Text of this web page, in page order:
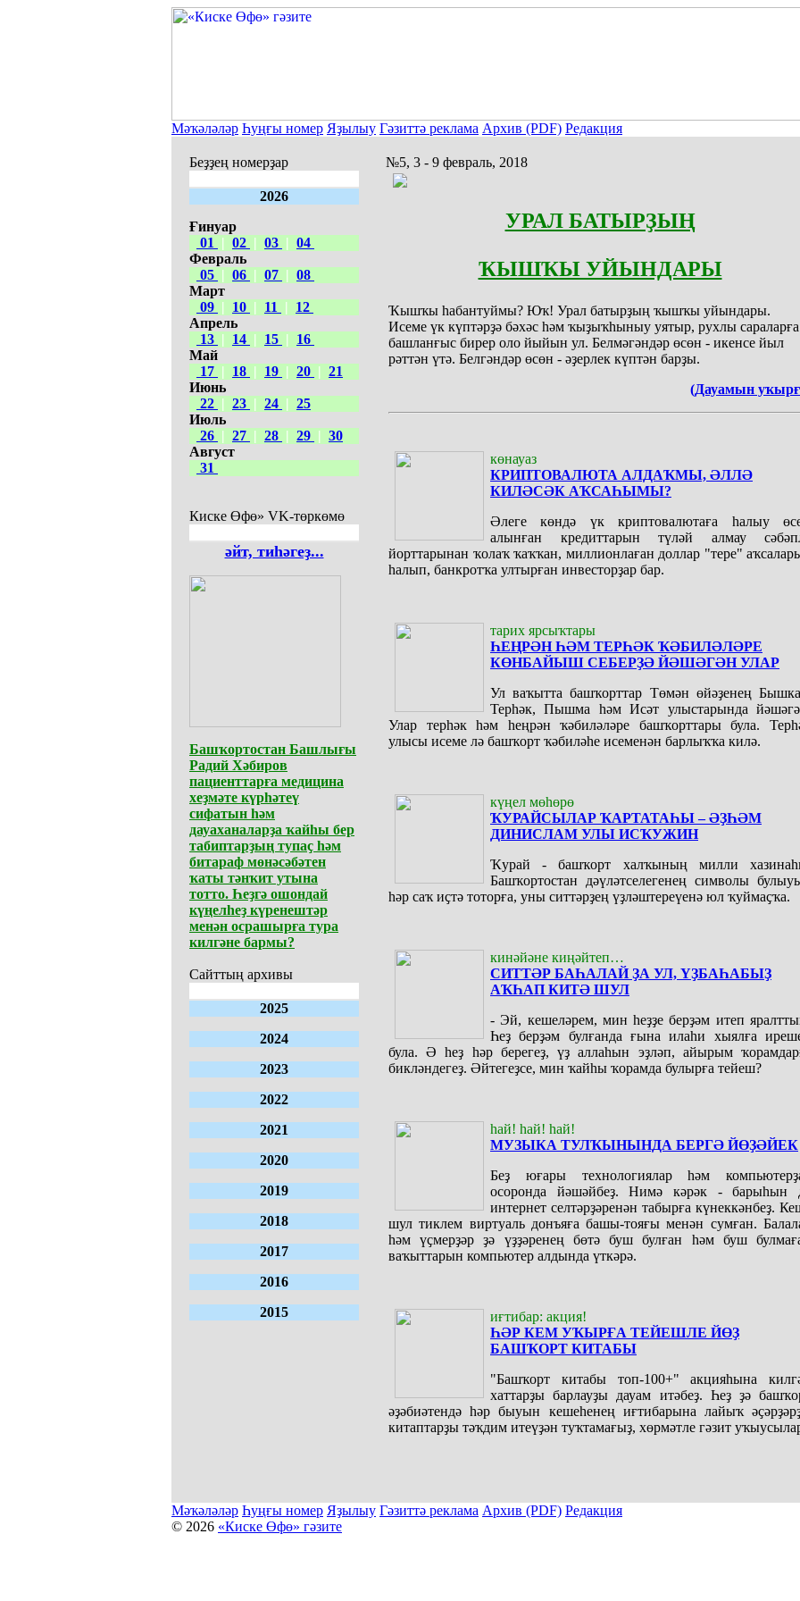
Мәҡәләләр Һуңғы номер Яҙылыу Гәзиттә реклама Архив (PDF) Редакция
Беҙҙең номерҙар
2026
Ғинуар
01
| 02 | 03 | 04
Февраль
05 | 06 | 07 | 08
Март
09 | 10 | 11 |
12
Апрель
13 | 14 | 15 |
16
Май
17 | 18 | 19 | 20 | 21
Июнь
22 | 23 | 24 | 25
Июль
26 | 27 | 28 | 29 | 30
Август
31
Киске Өфө» VK-төркөмө
әйт, тиһәгеҙ...
Башҡортостан Башлығы
Радий Хәбиров
пациенттарға медицина
хеҙмәте күрһәтеү
сифатын һәм
дауаханаларҙа ҡайһы бер
табиптарҙың тупаҫ һәм
битараф мөнәсәбәтен
ҡаты тәнҡит утына
тотто. Һеҙгә ошондай
күңелһеҙ күренештәр
менән осрашырға тура
килгәне бармы?
Сайттың архивы
2025
2024
2023
2022
2021
2020
2019
2018
2017
2016
2015
№5, 3 - 9 февраль, 2018
УРАЛ БАТЫРҘЫҢ
ҠЫШҠЫ УЙЫНДАРЫ
Ҡышҡы һабантуймы? Юҡ! Урал батырҙың ҡышҡы уйындары.
Исеме үк күптәрҙә бәхәс һәм ҡыҙыҡһыныу уятыр, рухлы сараларға
башланғыс бирер оло йыйын ул. Белмәгәндәр өсөн - икенсе йыл
рәттән үтә. Белгәндәр өсөн - әҙерлек күптән барҙы.
(Дауамын
көнауаз
КРИПТОВАЛЮТА АЛДАҠМЫ, ӘЛЛӘ
КИЛӘСӘК АҠСАҺЫМЫ?
Әлеге көндә үк криптовалютаға һалыу
алынған кредиттарын түләй алмау
йорттарынан ҡолаҡ ҡаҡҡан, миллионлаған доллар "тере"
һалып, банкротҡа ултырған инвесторҙар бар.
тарих ярсыҡтары
ҺЕҢРӘН ҺӘМ ТЕРҺӘК ҠӘБИЛӘЛӘРЕ
КӨНБАЙЫШ СЕБЕРҘӘ ЙӘШӘГӘН УЛАР
Ул ваҡытта башҡорттар Төмән өйәҙенең
Терһәк, Пышма һәм Исәт улыстарында
Улар терһәк һәм һеңрән ҡәбиләләре башҡорттары була.
улысы исеме лә башҡорт ҡәбиләһе исеменән барлыҡҡа килә.
күңел мөһөрө
ҠУРАЙСЫЛАР ҠАРТАТАҺЫ – ӘҘҺӘМ
ДИНИСЛАМ УЛЫ ИСҠУЖИН
Ҡурай - башҡорт халҡының милли
Башҡортостан дәүләтселегенең символы
һәр саҡ иҫтә тоторға, уны ситтәрҙең үҙләштереүенә юл ҡуймаҫҡа.
кинәйәне киңәйтеп…
СИТТӘР БАҺАЛАЙ ҘА УЛ, ҮҘБАҺАБЫҘ
АҠҺАП КИТӘ ШУЛ
- Эй, кешеләрем, мин һеҙҙе берҙәм итеп
Һеҙ берҙәм булғанда ғына илаһи хыялға
була. Ә һеҙ һәр берегеҙ, үҙ аллаһын эҙләп, айырым
бикләндегеҙ. Әйтегеҙсе, мин ҡайһы ҡорамда булырға тейеш?
һай! һай! һай!
МУЗЫКА ТУЛҠЫНЫНДА БЕРГӘ ЙӨҘӘЙЕК
Беҙ юғары технологиялар һәм
осоронда йәшәйбеҙ. Нимә кәрәк - барыһын
интернет селтәрҙәренән табырға күнеккәнбеҙ.
шул тиклем виртуаль донъяға башы-тояғы менән сумған.
һәм үҫмерҙәр ҙә үҙҙәренең бөтә буш булған һәм буш
ваҡыттарын компьютер алдында үткәрә.
иғтибар: акция!
ҺӘР КЕМ УҠЫРҒА ТЕЙЕШЛЕ ЙӨҘ
БАШҠОРТ КИТАБЫ
"Башҡорт китабы топ-100+" акцияһына
хаттарҙы барлауҙы дауам итәбеҙ. Һеҙ ҙә
әҙәбиәтендә һәр быуын кешеһенең иғтибарына лайыҡ
китаптарҙы тәҡдим итеүҙән туҡтамағыҙ, хөрмәтле гәзит
Мәҡәләләр Һуңғы номер Яҙылыу Гәзиттә реклама Архив (PDF) Редакция
© 2026 «Киске Өфө» гәзите